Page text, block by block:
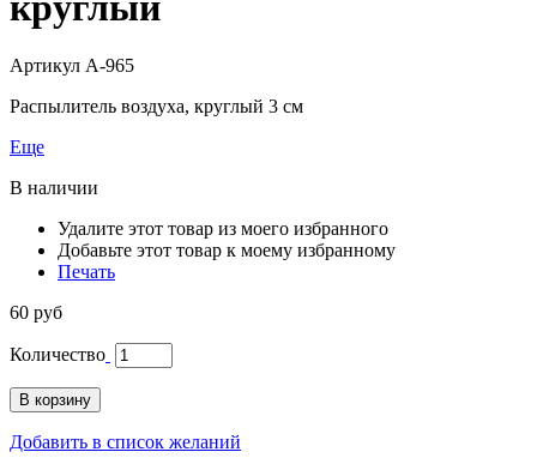
Артикул A-965
Распылитель воздуха, круглый 3 см
Еще
В наличии
Удалите этот товар из моего избранного
Добавьте этот товар к моему избранному
Печать
60 руб
Количество
В корзину
Добавить в список желаний